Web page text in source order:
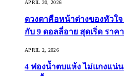
APRIL 20, 2026
ดวงตาคือหน้าต่างของหัวใ
กับ 9 ดอลลี่อาย สุดเริ่ด ราค
APRIL 2, 2026
4 ฟองน้ำตบแห้ง ไม่แกงแน่